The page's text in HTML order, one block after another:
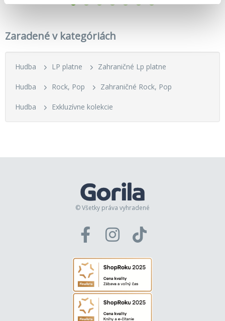
Zaradené v kategóriách
Hudba LP platne Zahraničné Lp platne
Hudba Rock, Pop Zahraničné Rock, Pop
Hudba Exkluzívne kolekcie
© Všetky práva vyhradené